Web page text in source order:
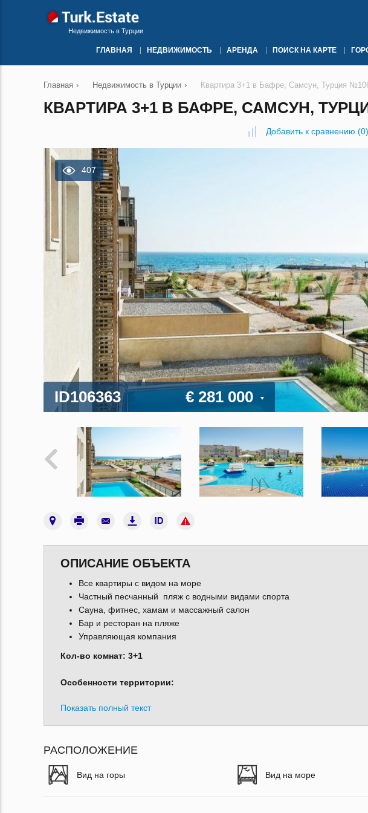
Недвижимость в Турции
ГЛАВНАЯ НЕДВИЖИМОСТЬ АРЕНДА ПОИСК НА КАРТЕ
Главная › Недвижимость в Турции › Квартира 3+1 в Бафре, Самсун, Турция
КВАРТИРА 3+1 В БАФРЕ, САМСУН,
Добавить к сравнению (0)
407
ID106363 € 281 000
ОПИСАНИЕ ОБЪЕКТА
Все квартиры с видом на море
Частный песчанный пляж с водными видами спорта
Сауна, фитнес, хамам и массажный салон
Бар и ресторан на пляже
Управляющая компания
Кол-во комнат: 3+1
Особенности территории:
Показать полный текст
РАСПОЛОЖЕНИЕ
Вид на горы Вид на море